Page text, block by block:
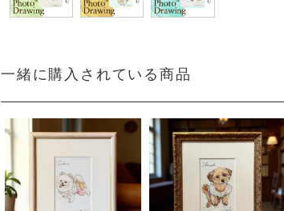
一緒に購入されている商品